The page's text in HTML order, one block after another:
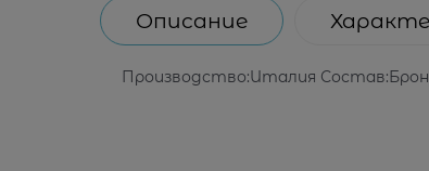
Описание
Производство:Италия